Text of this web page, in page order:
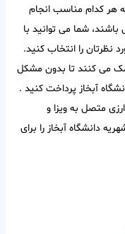
هر کدام مناسب انجام
شما می توانید با
نظرتان را انتخاب کنید.
می کنند تا بدون مشکل
آبخاز پرداخت کنید .
بودن بیش از 20 حساب ارزی متصل به ویزا و
دانشگاه آبخاز را برای